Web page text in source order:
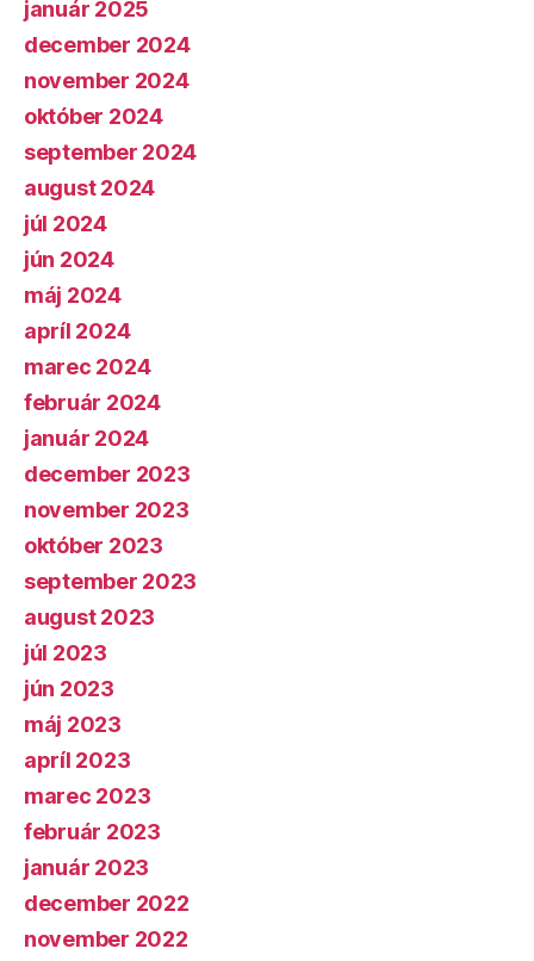
január 2025
december 2024
november 2024
október 2024
september 2024
august 2024
júl 2024
jún 2024
máj 2024
apríl 2024
marec 2024
február 2024
január 2024
december 2023
november 2023
október 2023
september 2023
august 2023
júl 2023
jún 2023
máj 2023
apríl 2023
marec 2023
február 2023
január 2023
december 2022
november 2022